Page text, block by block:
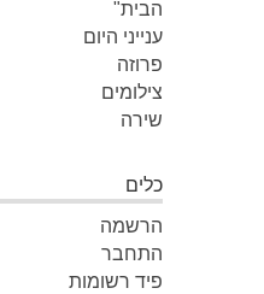
הבית"
ענייני היום
פרוזה
צילומים
שירה
כלים
הרשמה
התחבר
פיד רשומות